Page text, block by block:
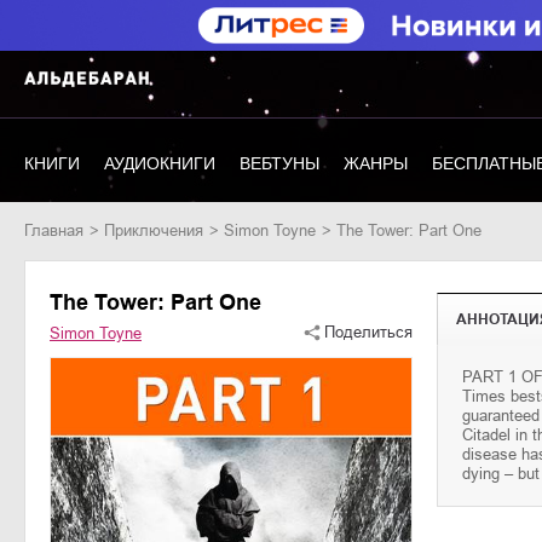
КНИГИ АУДИОКНИГИ ВЕБТУНЫ ЖАНРЫ
Главная приключения Simon Toyne The Tower: Part One
The Tower: Part One
Simon Toyne Поделиться
PART 1
Times
Citadel in
disease
dying –
Adamsen
soon has
agent Joe
beyond all